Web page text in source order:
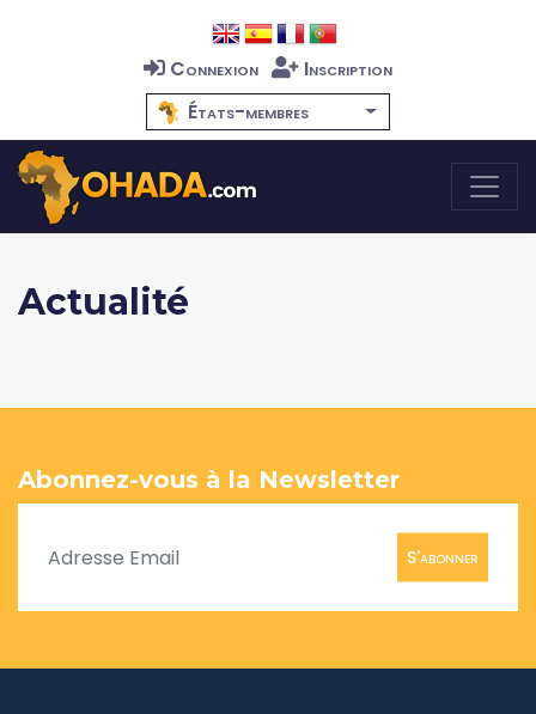
Connexion
Inscription
États-membres
Actualité
Abonnez-vous à la Newsletter
S'abonner